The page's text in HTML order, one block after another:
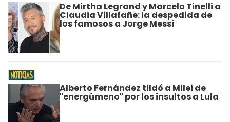
De Mirtha Legrand y Marcelo Tinelli a
Claudia Villafañe: la despedida de
los famosos a Jorge Messi
Alberto Fernández tildó a Milei de
"energúmeno" por los insultos a Lula